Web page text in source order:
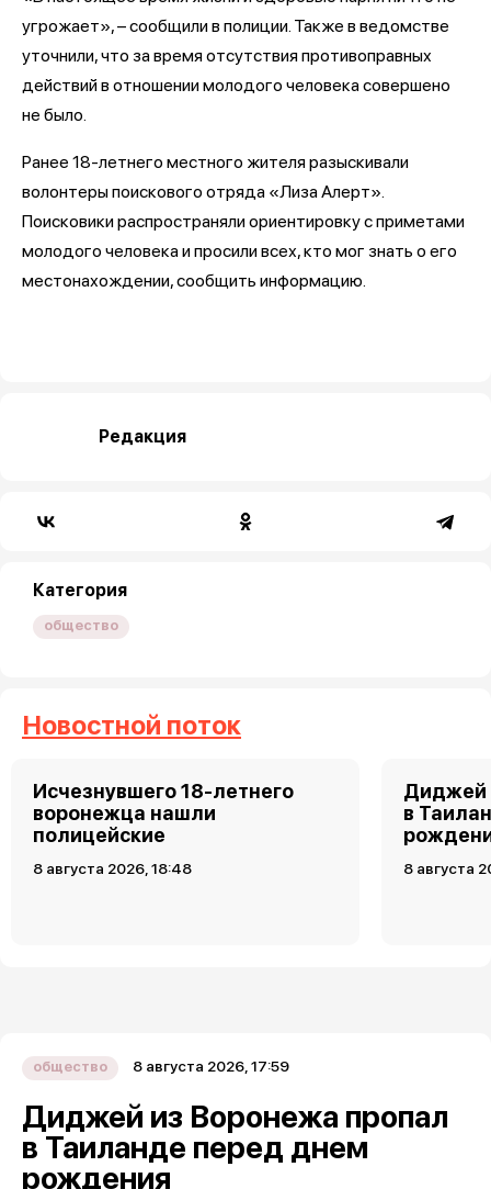
угрожает», – сообщили в полиции. Также в ведомстве
уточнили, что за время отсутствия противоправных
действий в отношении молодого человека совершено
не было.
Ранее 18-летнего местного жителя разыскивали
волонтеры поискового отряда «Лиза Алерт».
Поисковики распространяли ориентировку с приметами
молодого человека и просили всех, кто мог знать о его
местонахождении, сообщить информацию.
Редакция
Категория
общество
Новостной поток
Исчезнувшего 18-летнего
воронежца нашли
полицейские
8 августа 2026, 18:48
Диджей
в
8 августа
общество 8 августа 2026, 17:59
Диджей из Воронежа пропал
в Таиланде перед днем
рождения